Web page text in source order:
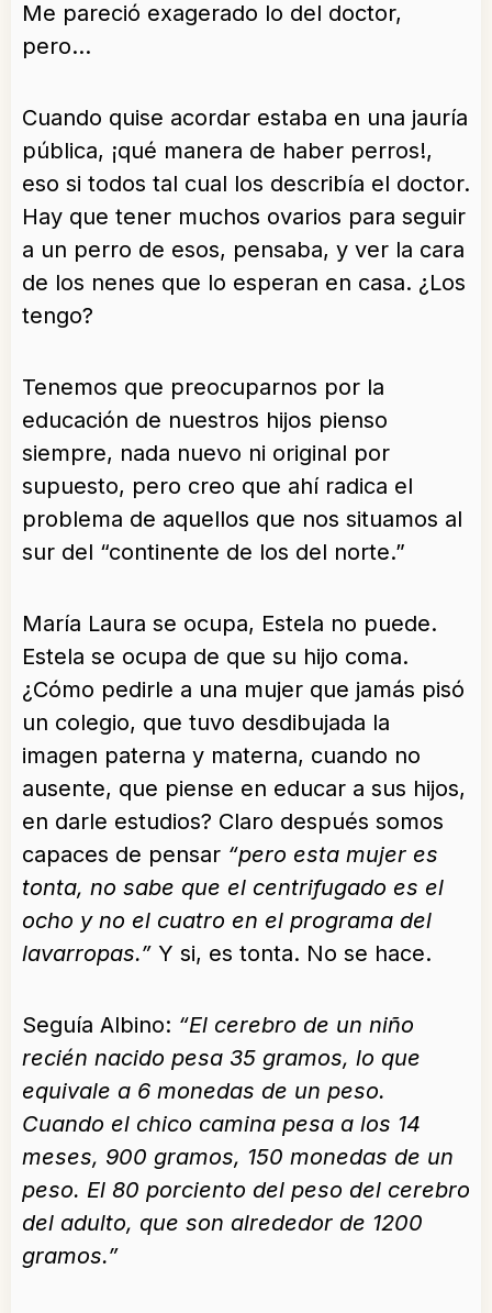
Me pareció exagerado lo del doctor,
pero…
Cuando quise acordar estaba en una jauría
pública, ¡qué manera de haber perros!,
eso si todos tal cual los describía el doctor.
Hay que tener muchos ovarios para seguir
a un perro de esos, pensaba, y ver la cara
de los nenes que lo esperan en casa. ¿Los
tengo?
Tenemos que preocuparnos por la
educación de nuestros hijos pienso
siempre, nada nuevo ni original por
supuesto, pero creo que ahí radica el
problema de aquellos que nos situamos al
sur del “continente de los del norte.”
María Laura se ocupa, Estela no puede.
Estela se ocupa de que su hijo coma.
¿Cómo pedirle a una mujer que jamás pisó
un colegio, que tuvo desdibujada la
imagen paterna y materna, cuando no
ausente, que piense en educar a sus hijos,
en darle estudios? Claro después somos
capaces de pensar “pero esta mujer es
tonta, no sabe que el centrifugado es el
ocho y no el cuatro en el programa del
lavarropas.” Y si, es tonta. No se hace.
Seguía Albino: “El cerebro de un niño
recién nacido pesa 35 gramos, lo que
equivale a 6 monedas de un peso.
Cuando el chico camina pesa a los 14
meses, 900 gramos, 150 monedas de un
peso. El 80 porciento del peso del cerebro
del adulto, que son alrededor de 1200
gramos.”